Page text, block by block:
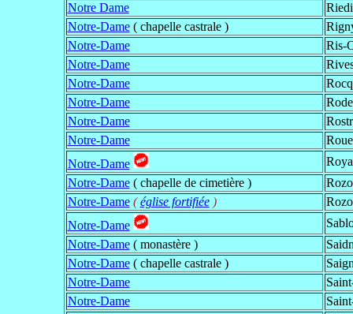
Notre Dame
Notre-Dame( chapelle castrale )
Notre-Dame
Ris-
Notre-Dame
Notre-Dame
Notre-Dame
Notre-Dame
Notre-Dame
Notre-Dame
Notre-Dame( chapelle de cimetière )
Notre-Dame (église fortifiée)
Notre-Dame
Notre-Dame( monastère )
Notre-Dame( chapelle castrale )
Notre-Dame
Notre-Dame